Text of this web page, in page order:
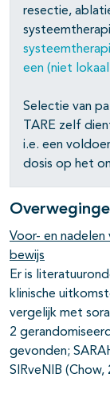
resectie,
een (niet
Selectie van
TARE zelf
i.e. een
dosis op het
Voor- en
bewijs
Er is
klinische
vergelijk met
2
gevonden;
SIRveNIB (Chow,